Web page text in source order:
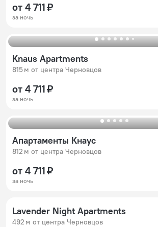
от 4 711 ₽
за ночь
Knaus Apartments
815 м от центра Черновцов
от 4 711 ₽
за ночь
Апартаменты Кнаус
812 м от центра Черновцов
от 4 711 ₽
за ночь
Lavender Night Apartments
492 м от центра Черновцов